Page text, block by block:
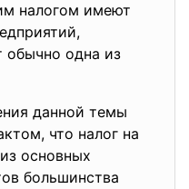
налогом имеют
обычно одна из
данной темы
что налог на
основных
большинства